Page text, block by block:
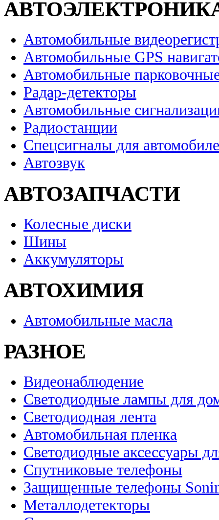
Автомобильные
Автомобильные GPS
Автомобильные
Радар-детекторы
Автомобильные
Радиостанции
Спецсигналы для
Автозвук
АВТОЗАПЧАСТИ
Колесные диски
Шины
Аккумуляторы
АВТОХИМИЯ
Автомобильные масла
РАЗНОЕ
Видеонаблюдение
Светодиодные лампы для
Светодиодная лента
Автомобильная пленка
Светодиодные аксессуары
Спутниковые телефоны
Защищенные телефоны
Металлодетекторы